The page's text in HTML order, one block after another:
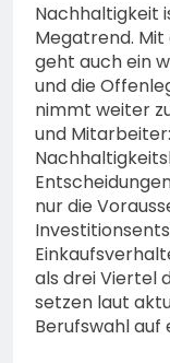
Nachhaltigkeit
Megatrend.
geht auch ein
und die
nimmt weiter
und
nur die
als drei Viertel
setzen laut
Berufswahl